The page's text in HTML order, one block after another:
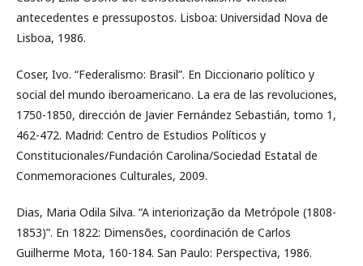
antecedentes e pressupostos. Lisboa: Universidad Nova de
Lisboa, 1986.
Coser, Ivo. “Federalismo: Brasil”. En Diccionario político y
social del mundo iberoamericano. La era de las revoluciones,
1750-1850, dirección de Javier Fernández Sebastián, tomo 1,
462-472. Madrid: Centro de Estudios Políticos y
Constitucionales/Fundación Carolina/Sociedad Estatal de
Conmemoraciones Culturales, 2009.
Dias, Maria Odila Silva. “A interiorização da Metrópole (1808-
1853)”. En 1822: Dimensões, coordinación de Carlos
Guilherme Mota, 160-184. San Paulo: Perspectiva, 1986.